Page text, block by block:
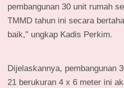
pembangunan 30 unit rumah
TMMD tahun ini secara
baik,” ungkap Kadis Perkim.
Dijelaskannya, pembangunan
21 berukuran 4 x 6 meter ini